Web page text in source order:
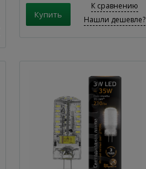
эксплуатации 5 лет.К сравнению
Нашли дешевле?